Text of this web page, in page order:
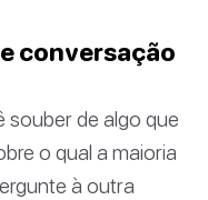
conversação
souber de algo que
o qual a maioria
à outra